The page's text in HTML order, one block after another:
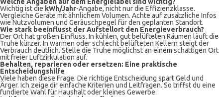
Wichtig ist die kWh/Jahr-Angabe, nicht nur die Effizienzklasse.
Vergleiche Geräte mit ähnlichem Volumen. Achte auf zusätzliche Infos
wie Nutzvolumen und Geräuschpegel für den geplanten Standort.
Wie stark beeinflusst der Aufstellort den Energieverbrauch?
Der Ort hat großen Einfluss. In kühlen, gut belüfteten Räumen läuft die
Truhe kürzer. In warmen oder schlecht belüfteten Kellern steigt der
Verbrauch deutlich. Stelle die Truhe möglichst an einem schattigen Ort
mit freier Luftzirkulation auf.
Behalten, reparieren oder ersetzen: Eine praktische
Entscheidungshilfe
Viele haben diese Frage. Die richtige Entscheidung spart Geld und
Ärger. Ich zeige dir einfache Kriterien und Leitfragen. So triffst du eine
fundierte Wahl für Haushalt oder kleines Gewerbe.